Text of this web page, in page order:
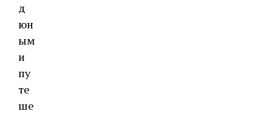
д
юн
ым
и
пу
те
ше